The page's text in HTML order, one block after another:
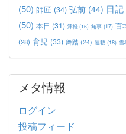
(50) 師匠 (34) 弘前 (44) 日記
(50) 本日 (31) 津軽(16) 無事 (17) 百
(28) 育児 (33) 舞踏 (24) 連載 (18) 雪
メタ情報
ログイン
投稿フィード